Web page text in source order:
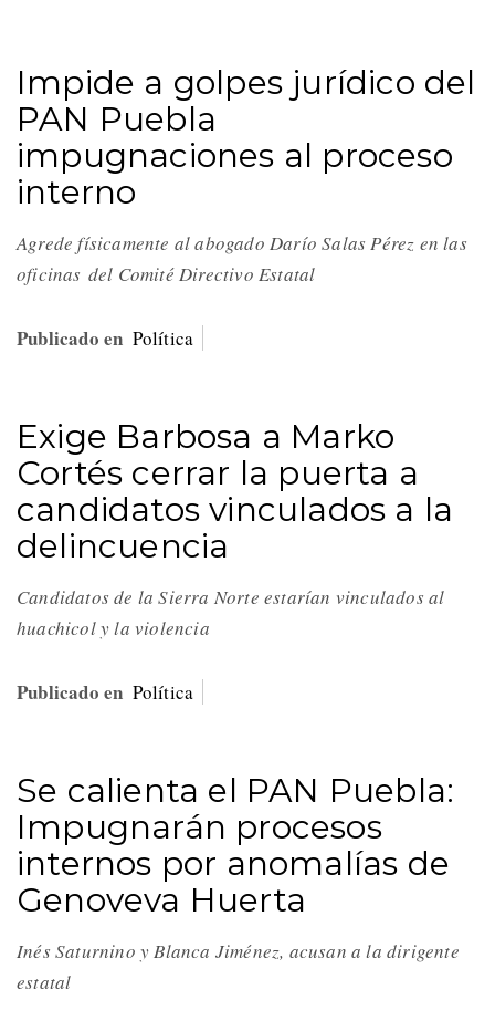
Impide a golpes jurídico del
PAN Puebla
impugnaciones al proceso
interno
Agrede físicamente al abogado Darío Salas Pérez en las
oficinas del Comité Directivo Estatal
Publicado en Política
Exige Barbosa a Marko
Cortés cerrar la puerta a
candidatos vinculados a la
delincuencia
Candidatos de la Sierra Norte estarían vinculados al
huachicol y la violencia
Publicado en Política
Se calienta el PAN Puebla:
Impugnarán procesos
internos por anomalías de
Genoveva Huerta
Inés Saturnino y Blanca Jiménez, acusan a la dirigente
estatal